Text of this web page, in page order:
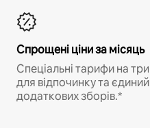
Спрощені ціни за місяць
Спеціальні тарифи на
для відпочинку та
додаткових зборів.*